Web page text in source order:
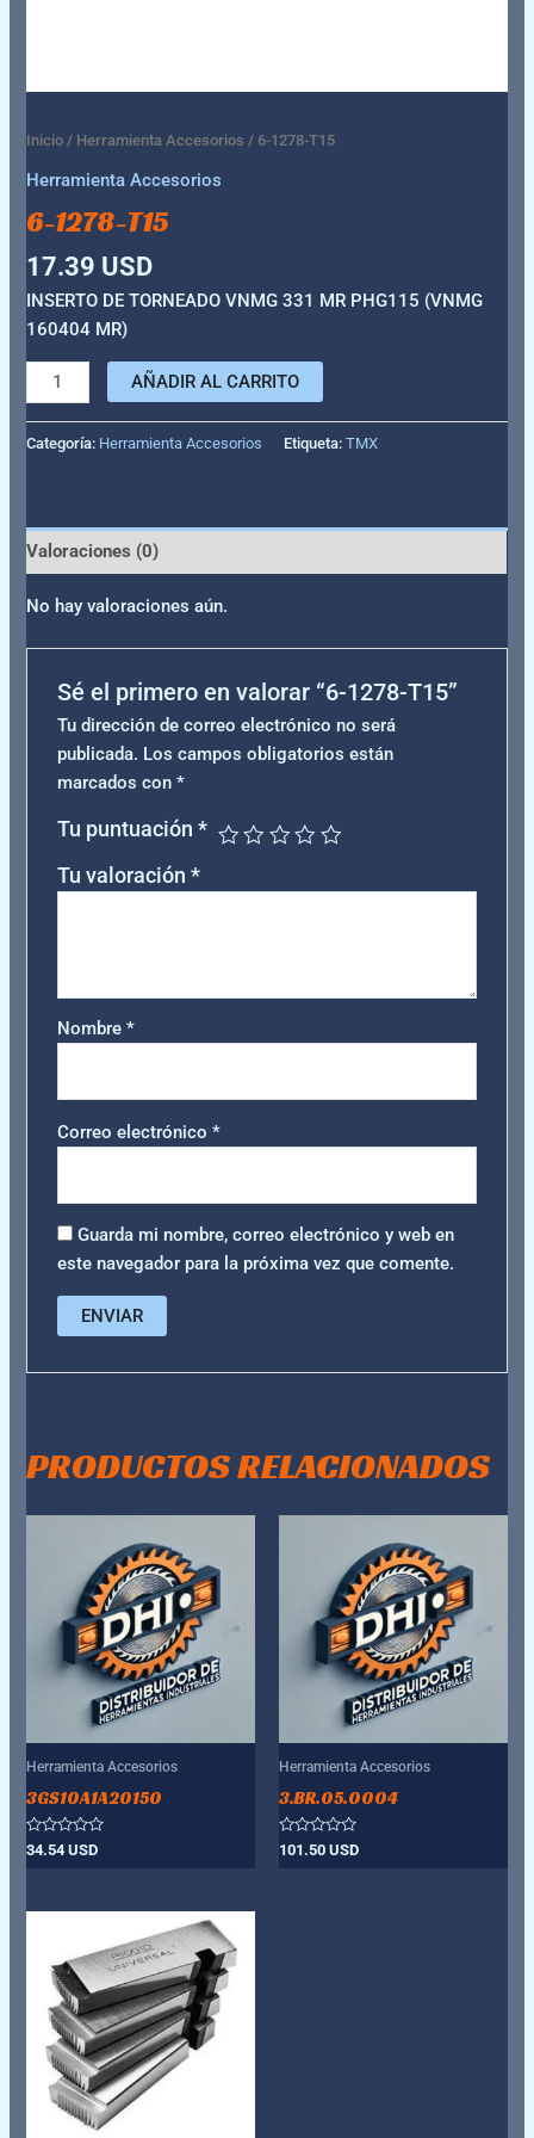
Inicio / Herramienta Accesorios / 6-1278-T15
Herramienta Accesorios
6-1278-T15
17.39 USD
INSERTO DE TORNEADO VNMG 331 MR PHG115 (VNMG
160404 MR)
AÑADIR AL CARRITO
Categoría: Herramienta Accesorios Etiqueta:TMX
Valoraciones (0)
No hay valoraciones aún.
Sé el primero en valorar “6-1278-T15”
Tu dirección de correo electrónico no será
publicada. Los campos obligatorios están
marcados con *
Tu puntuación *
Tu valoración *
Nombre *
Correo electrónico *
Guarda mi nombre, correo electrónico y web en
este navegador para la próxima vez que comente.
PRODUCTOS RELACIONADOS
Herramienta Accesorios
3GS10A1A20150
Valorado
con
34.54USD
Herramienta Accesorios
3.BR.05.0004
Valorado
con
101.50 USD